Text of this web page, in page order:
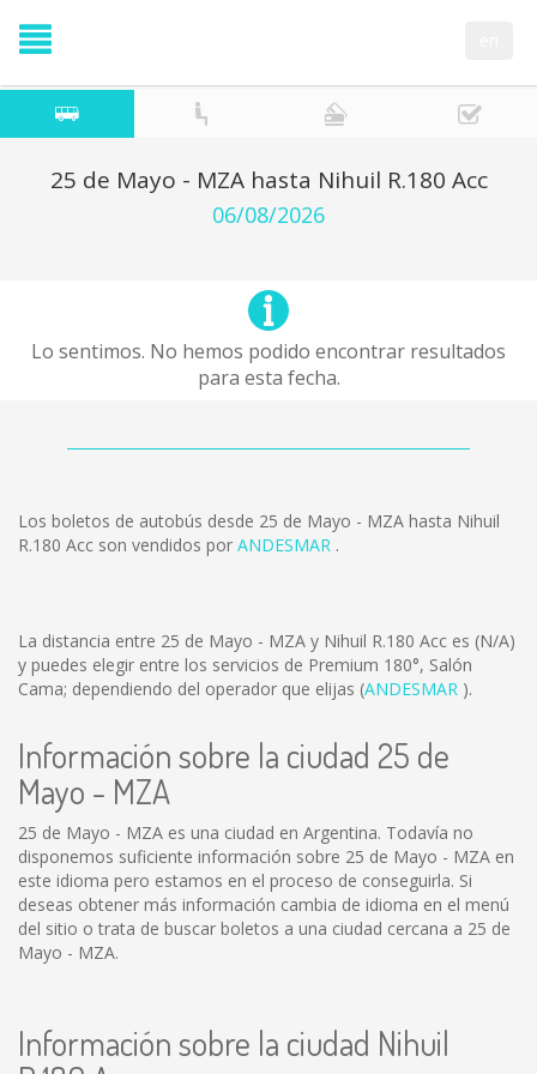
25 de Mayo - MZA hasta Nihuil R.180 Acc
06/08/2026
Lo sentimos. No hemos podido encontrar resultados
para esta fecha.
Los boletos de autobús desde 25 de Mayo - MZA hasta Nihuil
R.180 Acc son vendidos por ANDESMAR .
La distancia entre 25 de Mayo - MZA y Nihuil R.180 Acc es (N/A)
y puedes elegir entre los servicios de Premium 180°, Salón
Cama; dependiendo del operador que elijas (ANDESMAR ).
Información sobre la ciudad 25 de
Mayo - MZA
25 de Mayo - MZA es una ciudad en Argentina. Todavía no
disponemos suficiente información sobre 25 de Mayo - MZA en
este idioma pero estamos en el proceso de conseguirla. Si
deseas obtener más información cambia de idioma en el menú
del sitio o trata de buscar boletos a una ciudad cercana a 25 de
Mayo - MZA.
Información sobre la ciudad Nihuil